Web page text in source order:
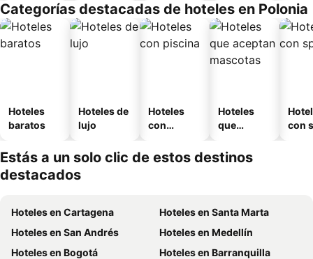
o
Categorías destacadas de hoteles en Polonia
Hoteles
baratos
Hoteles de
lujo
Hoteles
con
Hoteles
que
mascotas
con
Estás a un solo clic de estos destinos
destacados
Hoteles en Cartagena
Hoteles en Santa Marta
Hoteles en San Andrés
Hoteles en Medellín
Hoteles en Bogotá
Hoteles en Barranquilla